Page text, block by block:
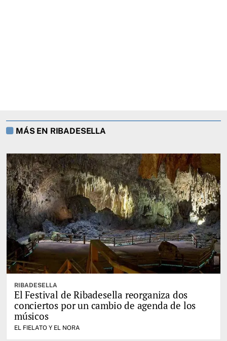
MÁS EN RIBADESELLA
RIBADESELLA
El Festival de Ribadesella reorganiza dos
conciertos por un cambio de agenda de los
músicos
EL FIELATO Y EL NORA